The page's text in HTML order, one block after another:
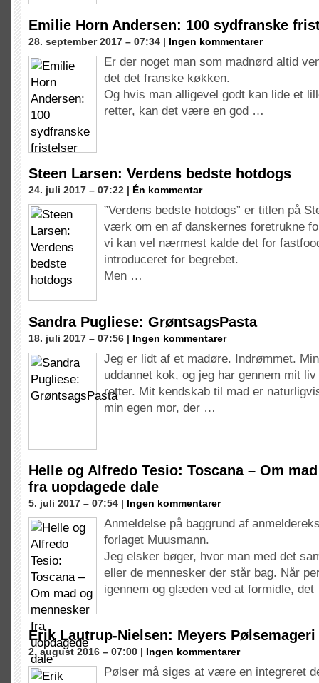
Emilie Horn Andersen: 100 sydfranske
28. september 2017 – 07:34 | Ingen kommentarer
Er der noget man som madnørd altid
det det franske køkken.
Og hvis man alligevel godt kan lide et
retter, kan det være en god …
Steen Larsen: Verdens bedste hotdogs
24. juli 2017 – 07:22 | Én kommentar
”Verdens bedste hotdogs” er titlen på
værk om en af danskernes foretrukne
vi kan vel nærmest kalde det for
introduceret for begrebet.
Men …
Sandra Pugliese: GrøntsagsPasta
18. juli 2017 – 07:56 | Ingen kommentarer
Jeg er lidt af et madøre. Indrømmet.
uddannet kok, og jeg har gennem mit
retter. Mit kendskab til mad er
min egen mor, der …
Helle og Alfredo Tesio: Toscana – Om
fra uopdagede dale
5. juli 2017 – 07:54 | Ingen kommentarer
Anmeldelse på baggrund af
forlaget Muusmann.
Jeg elsker bøger, hvor man med det
eller de mennesker der står bag. Når
igennem og glæden ved at formidle,
Erik Lautrup-Nielsen: Meyers Pølsemageri
2. august 2016 – 07:00 | Ingen kommentarer
Pølser må siges at være en integreret